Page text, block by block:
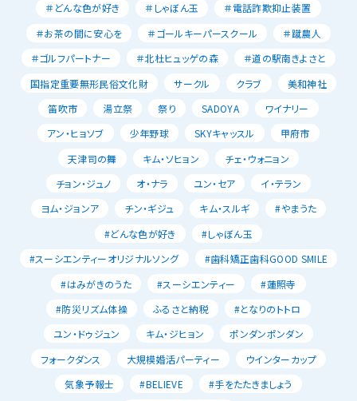
＃どんな色が好き
＃しゃぼん玉
＃電話詐欺抑止装置
＃お茶の間に安心を
＃ゴールキーパースクール
＃蹴農人
＃ゴルフパートナー
＃北杜ヒュッゲの森
＃道の駅南きよさと
国指定重要無形民俗文化財
サークル クラブ
美和神社
笛吹市
湯立祭 祭り SADOYA
ワイナリー
アン・ヒョソブ
少年野球 SKYキャッスル
甲府市
天津司の舞
キム・ソヒョン
チェ・ウォニョン
チョン・ジュノ
オ・ナラ ユン・セア
イ・テラン
ヨム・ジョンア
チン・ギジュ キム・スルギ
#やまうた
#どんな色が好き
#しゃぼん玉
#スーシエンティーオリジナルソング
#歯科矯正歯科GOOD SMILE
#はみがきのうた
#スーシエンティー
#蓮照寺
#防災リズム体操
ふるさと納税
#となりのトトロ
ユン・ドゥジュン
キム・ジヒョン
ポンダンポンダン
フォークダンス
大規模婚活パーティー
ウインターカップ
気象予報士
#BELIEVE
#手をたたきましょう